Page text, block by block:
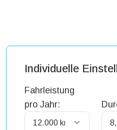
Individuelle
Fahrleistung
pro Jahr: